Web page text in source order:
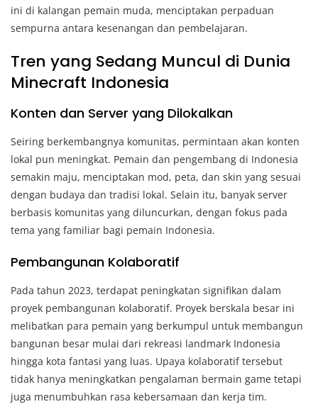
ini di kalangan pemain muda, menciptakan perpaduan
sempurna antara kesenangan dan pembelajaran.
Tren yang Sedang Muncul di Dunia
Minecraft Indonesia
Konten dan Server yang Dilokalkan
Seiring berkembangnya komunitas, permintaan akan konten
lokal pun meningkat. Pemain dan pengembang di Indonesia
semakin maju, menciptakan mod, peta, dan skin yang sesuai
dengan budaya dan tradisi lokal. Selain itu, banyak server
berbasis komunitas yang diluncurkan, dengan fokus pada
tema yang familiar bagi pemain Indonesia.
Pembangunan Kolaboratif
Pada tahun 2023, terdapat peningkatan signifikan dalam
proyek pembangunan kolaboratif. Proyek berskala besar ini
melibatkan para pemain yang berkumpul untuk membangun
bangunan besar mulai dari rekreasi landmark Indonesia
hingga kota fantasi yang luas. Upaya kolaboratif tersebut
tidak hanya meningkatkan pengalaman bermain game tetapi
juga menumbuhkan rasa kebersamaan dan kerja tim.